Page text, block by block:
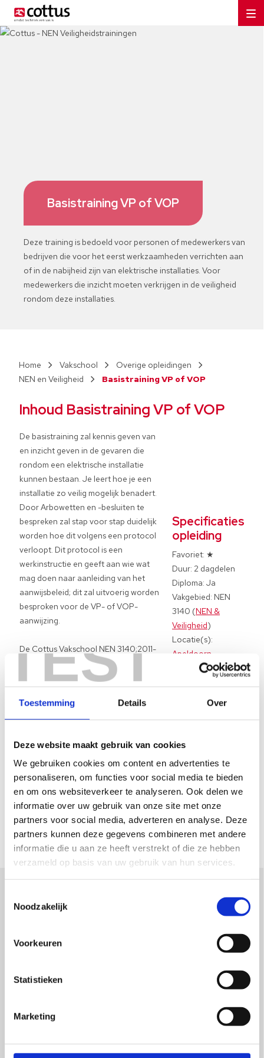
TEST
Toestemming Details Over
Deze website maakt gebruik van cookies
We gebruiken cookies om content en advertenties te
personaliseren, om functies voor social media te bieden
en om ons websiteverkeer te analyseren. Ook delen we
informatie over uw gebruik van onze site met onze
partners voor social media, adverteren en analyse. Deze
partners kunnen deze gegevens combineren met andere
informatie die u aan ze heeft verstrekt of die ze hebben
verzameld op basis van uw gebruik van hun services.
Noodzakelijk
Voorkeuren
Statistieken
Marketing
Basistraining VP of VOP
Deze training is bedoeld voor personen of medewerkers van
bedrijven die voor het eerst werkzaamheden verrichten aan
of in de nabijheid zijn van elektrische installaties. Voor
medewerkers die inzicht moeten verkrijgen in de veiligheid
rondom deze installaties.
Vakschool
Overige opleidingen
NEN en Veiligheid
Basistraining VP of VOP
Inhoud Basistraining VP of VOP
De basistraining zal kennis geven van
en inzicht geven in de gevaren die
rondom een elektrische installatie
kunnen bestaan. Je leert hoe je een
installatie zo veilig mogelijk benadert.
Door Arbowetten en -besluiten te
bespreken zal stap voor stap duidelijk
worden hoe dit volgens een protocol
verloopt. Dit protocol is een
werkinstructie en geeft aan wie wat
mag doen naar aanleiding van het
aanwijsbeleid; dit zal uitvoerig worden
besproken voor de VP- of VOP-
aanwijzing.
De Cottus Vakschool NEN 3140;2011-
training loopt stap voor stap door het
aanwijsbeleid alsmede de reducties die
De cursus kan voor de aanwijzing VP
(Vakbekwaam Persoon) of VOP
worden ingericht. De training kan
afgesloten worden met een toets.
Specificaties
opleiding
Favoriet: ★
Duur: 2 dagdelen
Diploma: Ja
Vakgebied: NEN
3140 (NEN &
Veiligheid)
Locatie(s):
Apeldoorn
Heerenveen
Opleidingseisen
Kennis van elektrotechniek is een pre gezien het tempo van
deze basiscursus NEN 3140.
Wat is de NEN 3140?
installaties – laagspanning, is een Nederlandse norm
(NEN) voor veilige bedrijfsvoering van werkzaamheden
laagspanningsgebied.
Meer informatie over de